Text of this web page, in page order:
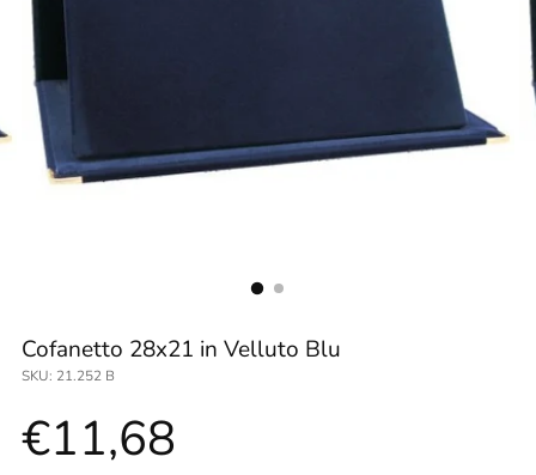
Cofanetto 28x21 in Velluto Blu
SKU: 21.252 B
Prezzo
€11,68